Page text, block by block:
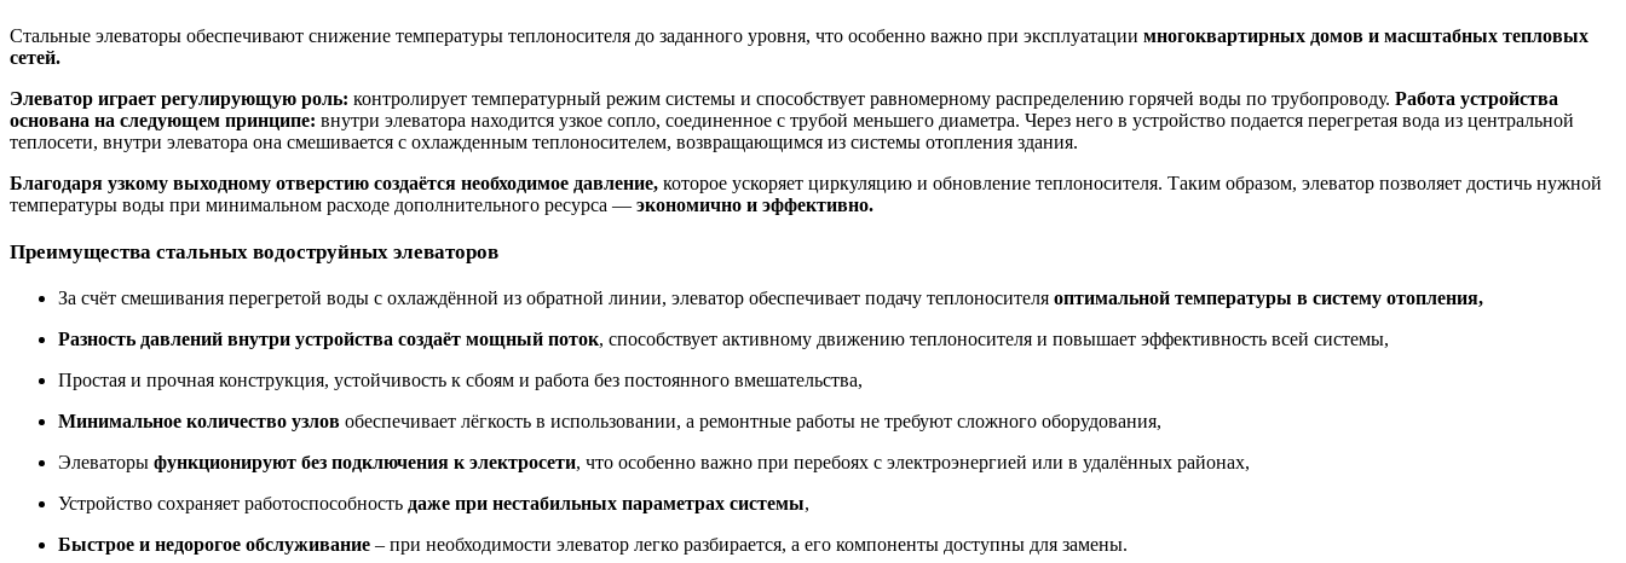
Стальные элеваторы обеспечивают снижение температуры теплоносителя до заданного уровня, что особенно важно при эксплуатации многоквартирных домов и масштабных тепловых
сетей.
Элеватор играет регулирующую роль: контролирует температурный режим системы и способствует равномерному распределению горячей воды по трубопроводу. Работа устройства
основана на следующем принципе: внутри элеватора находится узкое сопло, соединенное с трубой меньшего диаметра. Через него в устройство подается перегретая вода из центральной
теплосети, внутри элеватора она смешивается с охлажденным теплоносителем, возвращающимся из системы отопления здания.
Благодаря узкому выходному отверстию создаётся необходимое давление, которое ускоряет циркуляцию и обновление теплоносителя. Таким образом, элеватор позволяет достичь нужной
температуры воды при минимальном расходе дополнительного ресурса — экономично и эффективно.
Преимущества стальных водоструйных элеваторов
За счёт смешивания перегретой воды с охлаждённой из обратной линии, элеватор обеспечивает подачу теплоносителя оптимальной температуры в систему отопления,
Разность давлений внутри устройства создаёт мощный поток, способствует активному движению теплоносителя и повышает эффективность всей системы,
Простая и прочная конструкция, устойчивость к сбоям и работа без постоянного вмешательства,
Минимальное количество узлов обеспечивает лёгкость в использовании, а ремонтные работы не требуют сложного оборудования,
Элеваторы функционируют без подключения к электросети, что особенно важно при перебоях с электроэнергией или в удалённых районах,
Устройство сохраняет работоспособность даже при нестабильных параметрах системы,
Быстрое и недорогое обслуживание – при необходимости элеватор легко разбирается, а его компоненты доступны для замены.